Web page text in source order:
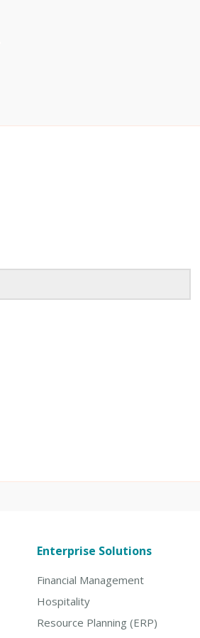
Enterprise Solutions
Financial Management
Hospitality
Resource Planning (ERP)